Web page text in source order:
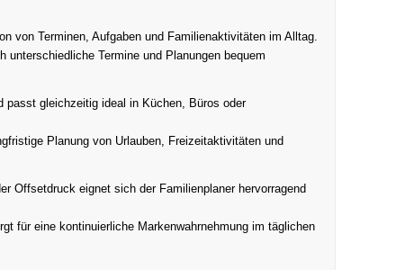
von Terminen, Aufgaben und Familienaktivitäten im Alltag.
Termine und Planungen bequem
passt gleichzeitig ideal in Küchen, Büros oder
Planung von Urlauben, Freizeitaktivitäten und
Offsetdruck eignet sich der Familienplaner hervorragend
für eine kontinuierliche Markenwahrnehmung im täglichen